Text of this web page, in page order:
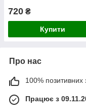
720 ₴
Купити
Про нас
100% позитивних
Працює з